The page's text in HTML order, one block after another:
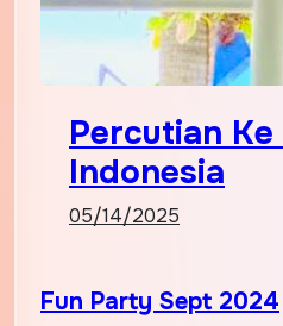
Percutian
Indonesia
05/14/2025
Fun Party Sept 2024